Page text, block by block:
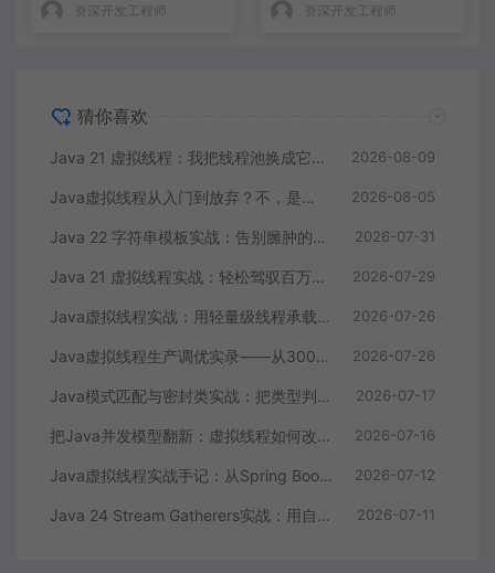
资深开发工程师 资深开发工程师
猜你喜欢
Java 21 虚拟线程：我把线程池换成它之后，服务抗压能力提升了三倍 2026-08-09
Java虚拟线程从入门到放弃？不，是上手到真香 2026-08-05
Java 22 字符串模板实战：告别臃肿的字符串拼接和SQL注入风险 2026-07-31
Java 21 虚拟线程实战：轻松驾驭百万级并发任务 2026-07-29
Java虚拟线程实战：用轻量级线程承载数万并发请求 2026-07-26
Java虚拟线程生产调优实录——从300ms接口耗时到12ms的完整复盘 2026-07-26
Java模式匹配与密封类实战：把类型判断从一堆if-else变成编译期安全的状态机 2026-07-17
把Java并发模型翻新：虚拟线程如何改写高并发服务吞吐量 2026-07-16
Java虚拟线程实战手记：从Spring Boot迁移到性能压测的完整复盘 2026-07-12
Java 24 Stream Gatherers实战：用自定义中间操作重构订单数据处理管道 2026-07-11